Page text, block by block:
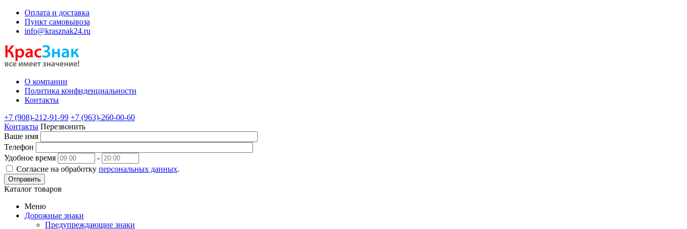
Оплата и доставка
Пункт самовывоза
info@krasznak24.ru
О компании
Политика конфиденциальности
Контакты
+7 (908)-212-91-99 +7 (963)-260-00-60
Контакты Перезвонить
Ваше имя
Телефон
Удобное время
-
Согласие на обработку персональных данных.
Отправить
Каталог товаров
Меню
Дорожные знаки
Предупреждающие знаки